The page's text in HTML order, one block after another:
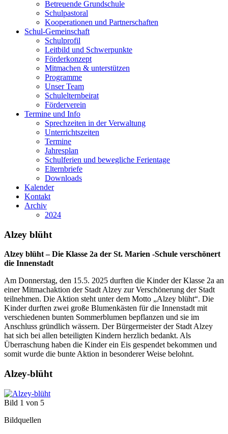
Betreuende Grundschule
Schulpastoral
Kooperationen und Partnerschaften
Schul-Gemeinschaft
Schulprofil
Leitbild und Schwerpunkte
Förderkonzept
Mitmachen & unterstützen
Programme
Unser Team
Schulelternbeirat
Förderverein
Termine und Info
Sprechzeiten in der Verwaltung
Unterrichtszeiten
Termine
Jahresplan
Schulferien und bewegliche Ferientage
Elternbriefe
Downloads
Kalender
Kontakt
Archiv
2024
Alzey blüht
Alzey blüht – Die Klasse 2a der St. Marien -Schule verschönert
die Innenstadt
Am Donnerstag, den 15.5. 2025 durften die Kinder der Klasse 2a an
einer Mitmachaktion der Stadt Alzey zur Verschönerung der Stadt
teilnehmen. Die Aktion steht unter dem Motto „Alzey blüht“. Die
Kinder durften zwei große Blumenkästen für die Innenstadt mit
verschiedenen bunten Sommerblumen bepflanzen und sie im
Anschluss gründlich wässern. Der Bürgermeister der Stadt Alzey
hat sich bei allen beteiligten Kindern herzlich bedankt. Als
Überraschung haben die Kinder ein Eis gespendet bekommen und
somit wurde die bunte Aktion in besonderer Weise belohnt.
Alzey-blüht
Bild 1 von 5
Bildquellen